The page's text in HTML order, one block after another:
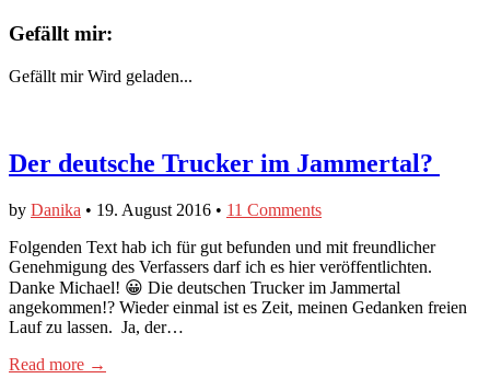
Gefällt mir:
Gefällt mir Wird geladen...
Der deutsche Trucker im Jammertal?
by Danika • 19. August 2016 • 11 Comments
​Folgenden Text hab ich für gut befunden und mit freundlicher
Genehmigung des Verfassers darf ich es hier veröffentlichten.
Danke Michael! 😀 Die deutschen Trucker im Jammertal
angekommen!? Wieder einmal ist es Zeit, meinen Gedanken freien
Lauf zu lassen. Ja, der…
Read more →